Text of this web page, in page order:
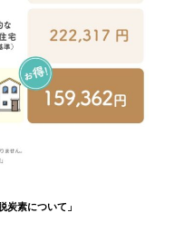
炭素について」